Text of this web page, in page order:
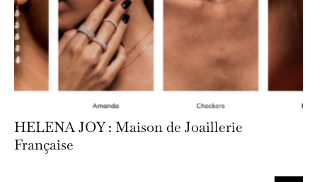
HELENA JOY : Maison de Joaillerie
Française